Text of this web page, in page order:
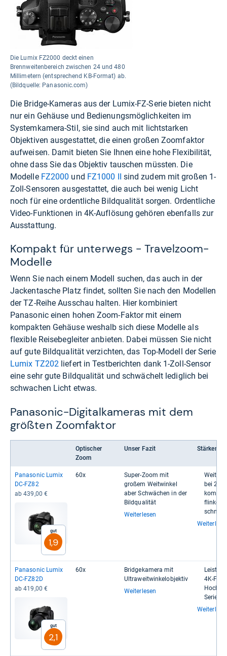
Die Lumix FZ2000 deckt einen
Brennweitenbereich zwischen 24 und 480
Millimetern (entsprechend KB-Format) ab.
(Bildquelle: Panasonic.com)
Die Bridge-Kameras aus der Lumix-FZ-Serie bieten nicht
nur ein Gehäuse und Bedienungsmöglichkeiten im
Systemkamera-Stil, sie sind auch mit lichtstarken
Objektiven ausgestattet, die einen großen Zoomfaktor
aufweisen. Damit bieten Sie Ihnen eine hohe Flexibilität,
ohne dass Sie das Objektiv tauschen müssten. Die
Modelle FZ2000 und FZ1000 II sind zudem mit großen 1-
Zoll-Sensoren ausgestattet, die auch bei wenig Licht
noch für eine ordentliche Bildqualität sorgen. Ordentliche
Video-Funktionen in 4K-Auflösung gehören ebenfalls zur
Ausstattung.
Kompakt für unterwegs - Travelzoom-
Modelle
Wenn Sie nach einem Modell suchen, das auch in der
Jackentasche Platz findet, sollten Sie nach den Modellen
der TZ-Reihe Ausschau halten. Hier kombiniert
Panasonic einen hohen Zoom-Faktor mit einem
kompakten Gehäuse weshalb sich diese Modelle als
flexible Reisebegleiter anbieten. Dabei müssen Sie nicht
auf gute Bildqualität verzichten, das Top-Modell der Serie
Lumix TZ202 liefert in Testberichten dank 1-Zoll-Sensor
eine sehr gute Bildqualität und schwächelt lediglich bei
schwachen Licht etwas.
Panasonic-Digitalkameras mit dem
größten Zoomfaktor
Optischer
Zoom
Unser Fazit Stärken
Pana­so­nic Lumix
DC-​FZ82
ab 439,00 €
Gut
1,9
60x
Super-​Zoom mit
großem Weit­win­kel
aber Schwä­chen in der
Bild­qua­li­tät
Weiterlesen
bei 20
flin­ker
Pana­so­nic Lumix
DC-​FZ82D
ab 419,00 €
Gut
2,1
60x
Bridge­ka­mera mit
Ultra­weit­win­kel­ob­jek­tiv
Weiterlesen
4K-​